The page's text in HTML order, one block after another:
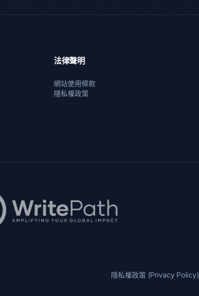
法律聲明
網站使用條款
隱私權政策
隱私權政策 (Privacy Policy)